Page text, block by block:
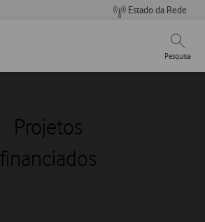
Estado da Rede
Pesquisa
Projetos
financiados